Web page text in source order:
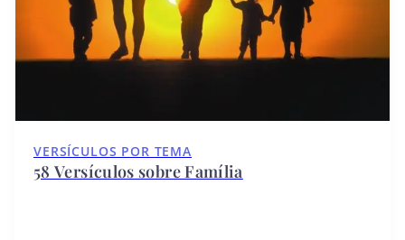
VERSÍCULOS POR TEMA
58 Versículos sobre Família